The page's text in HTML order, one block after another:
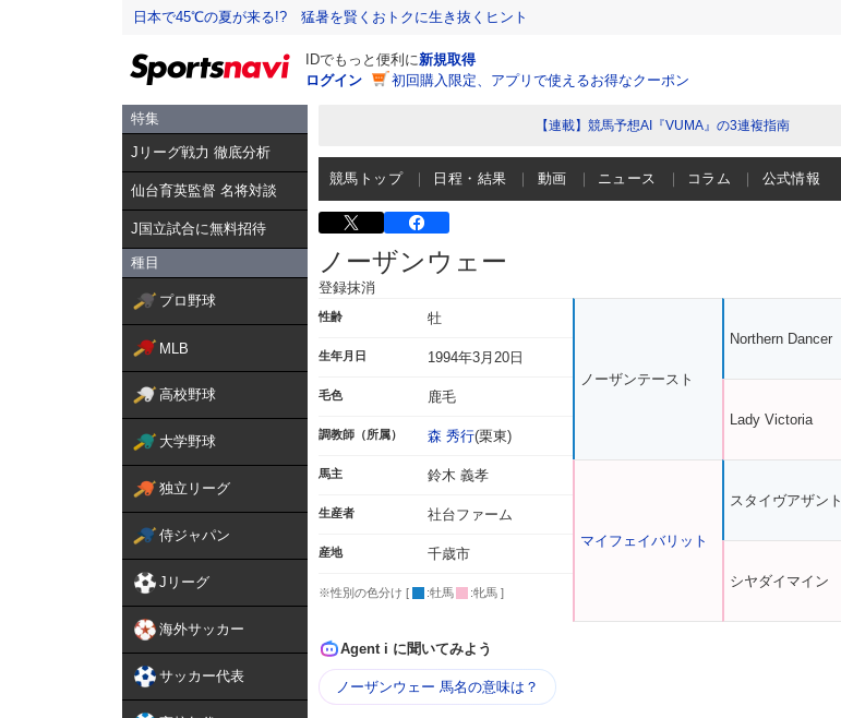
日本で45℃の夏が来る!? 猛暑を賢くおトクに生き抜くヒント
IDでもっと便利に新規取得
ログイン
初回購入限定、アプリで使えるお得なクーポン
特集
Jリーグ戦力 徹底分析
仙台育英監督 名将対談
J国立試合に無料招待
種目
プロ野球
MLB
高校野球
大学野球
独立リーグ
侍ジャパン
Jリーグ
海外サッカー
サッカー代表
【連載】競馬予想AI『VUMA』の3連複指南
競馬トップ 日程・結果 動画 ニュース コラム 公式情報
ノーザンウェー
登録抹消
性齢 牡
生年月日 1994年3月20日
毛色 鹿毛
調教師（所属） 森 秀行(栗東)
馬主 鈴木 義孝
生産者 社台ファーム
産地 千歳市
※性別の色分け [ :牡馬 :牝馬 ]
ノーザンテースト
マイフェイバリット
Northern Dancer
Lady Victoria
スタイヴアザント
シヤダイマイン
Agent i に聞いてみよう
ノーザンウェー 馬名の意味は？